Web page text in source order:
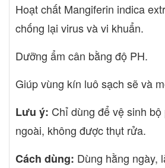
Hoạt chất Mangiferin indica
chống lại virus và vi khuẩn.
Dưỡng ẩm cân bằng độ PH.
Giúp vùng kín luô sạch sẽ và
Lưu ý: Chỉ dùng để vệ sinh
ngoài, không được thụt rửa.
Cách dùng: Dùng hằng ngày,